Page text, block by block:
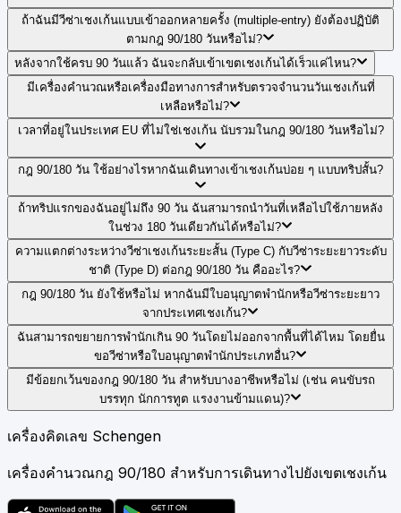
ถ้าฉันมีวีซ่าเชงเก้นแบบเข้าออกหลายครั้ง (multiple-entry) ยังต้องปฏิบัติ
ตามกฎ 90/180 วันหรือไม่?
หลังจากใช้ครบ 90 วันแล้ว ฉันจะกลับเข้าเขตเชงเก้นได้เร็วแค่ไหน?
มีเครื่องคำนวณหรือเครื่องมือทางการสำหรับตรวจจำนวนวันเชงเก้นที่
เหลือหรือไม่?
เวลาที่อยู่ในประเทศ EU ที่ไม่ใช่เชงเก้น นับรวมในกฎ 90/180 วันหรือไม่?
กฎ 90/180 วัน ใช้อย่างไรหากฉันเดินทางเข้าเชงเก้นบ่อย ๆ แบบทริปสั้น?
ถ้าทริปแรกของฉันอยู่ไม่ถึง 90 วัน ฉันสามารถนำวันที่เหลือไปใช้ภายหลัง
ในช่วง 180 วันเดียวกันได้หรือไม่?
ความแตกต่างระหว่างวีซ่าเชงเก้นระยะสั้น (Type C) กับวีซ่าระยะยาวระดับ
ชาติ (Type D) ต่อกฎ 90/180 วัน คืออะไร?
กฎ 90/180 วัน ยังใช้หรือไม่ หากฉันมีใบอนุญาตพำนักหรือวีซ่าระยะยาว
จากประเทศเชงเก้น?
ฉันสามารถขยายการพำนักเกิน 90 วันโดยไม่ออกจากพื้นที่ได้ไหม โดยยื่น
ขอวีซ่าหรือใบอนุญาตพำนักประเภทอื่น?
มีข้อยกเว้นของกฎ 90/180 วัน สำหรับบางอาชีพหรือไม่ (เช่น คนขับรถ
บรรทุก นักการทูต แรงงานข้ามแดน)?
เครื่องคิดเลข Schengen
เครื่องคำนวณกฎ 90/180 สำหรับการเดินทางไปยังเขตเชงเก้น